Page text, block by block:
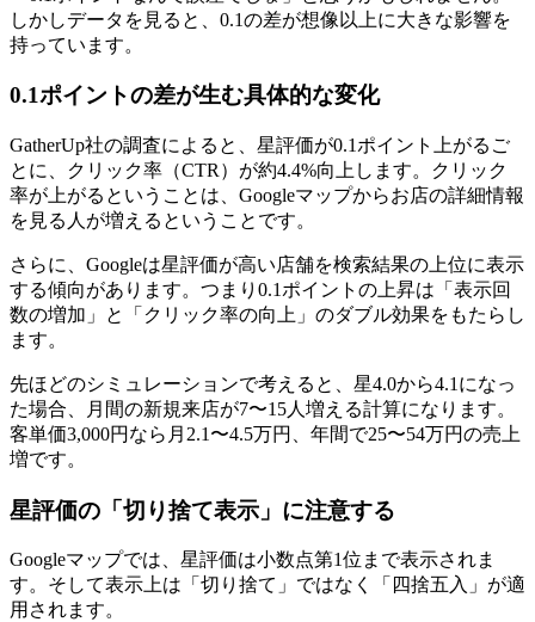
しかしデータを見ると、0.1の差が想像以上に大きな影響を
持っています。
0.1ポイントの差が生む具体的な変化
GatherUp社の調査によると、星評価が0.1ポイント上がるご
とに、クリック率（CTR）が約4.4%向上します。クリック
率が上がるということは、Googleマップからお店の詳細情報
を見る人が増えるということです。
さらに、Googleは星評価が高い店舗を検索結果の上位に表示
する傾向があります。つまり0.1ポイントの上昇は「表示回
数の増加」と「クリック率の向上」のダブル効果をもたらし
ます。
先ほどのシミュレーションで考えると、星4.0から4.1になっ
た場合、月間の新規来店が7〜15人増える計算になります。
客単価3,000円なら月2.1〜4.5万円、年間で25〜54万円の売上
増です。
星評価の「切り捨て表示」に注意する
Googleマップでは、星評価は小数点第1位まで表示されま
す。そして表示上は「切り捨て」ではなく「四捨五入」が適
用されます。